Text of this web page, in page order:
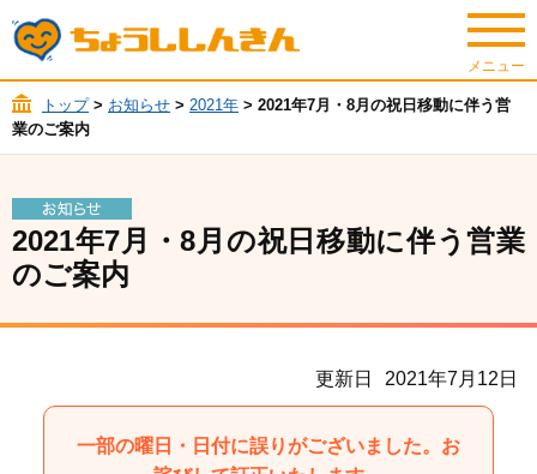
トップ> お知らせ > 2021年 > 2021年7月・8月の祝日移動に伴う営
業のご案内
2021年7月・8月の祝日移動に伴う営業
のご案内
更新日 2021年7月12日
一部の曜日・日付に誤りがございました。お